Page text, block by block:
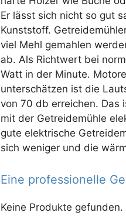
Er lässt sich nicht so gut
Kunststoff.
viel Mehl gemahlen
ab. Als Richtwert bei
Watt in der Minute.
unterschätzen ist die
von 70 db erreichen. Das
mit der Getreidemühle
gute elektrische
sich weniger und die
Eine professionelle
Keine Produkte gefunden.